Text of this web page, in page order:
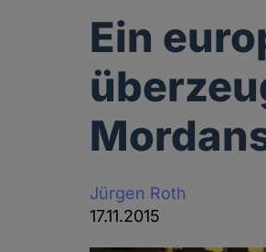
Ein
Jürgen Roth
17.11.2015